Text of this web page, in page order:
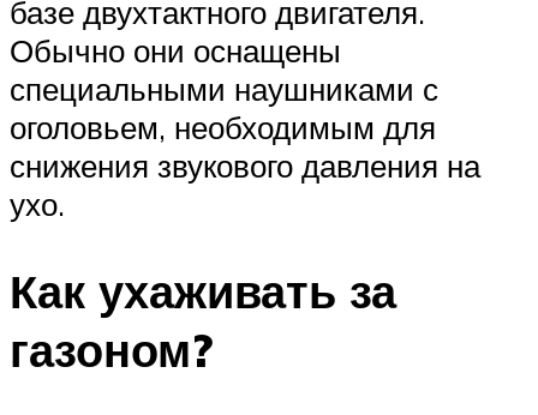
базе двухтактного двигателя.
Обычно они оснащены
специальными наушниками с
оголовьем, необходимым для
снижения звукового давления на
ухо.
Как ухаживать за
газоном?